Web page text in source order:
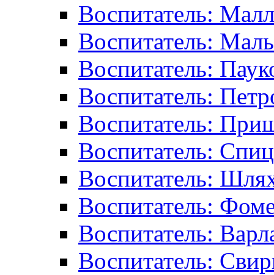
Воспитатель:
Воспитатель:
Воспитатель:
Воспитатель:
Воспитатель:
Воспитатель:
Воспитатель:
Воспитатель:
Воспитатель:
Воспитатель: